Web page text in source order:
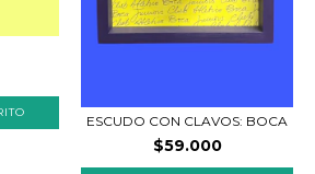
ESCUDO CON CLAVOS: BOCA
$59.000